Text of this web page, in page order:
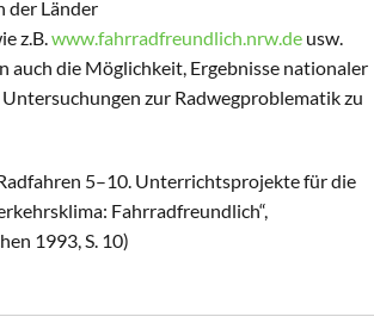
der Länder
z.B.www.fahrradfreundlich.nrw.de usw.
auch die Möglichkeit, Ergebnisse nationaler
zur Radwegproblematik zu
5–10. Unterrichtsprojekte für die
Fahrradfreundlich“,
1993, S. 10)